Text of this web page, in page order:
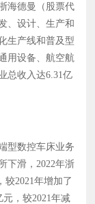
海德曼（股票代
、设计、生产和
生产线和普及型
用设备、航空航
总收入达6.31亿
型数控车床业务
下滑，2022年浙
较2021年增加了
，较2021年减